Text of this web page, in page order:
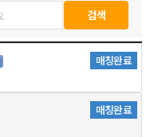
매칭완료
매칭완료